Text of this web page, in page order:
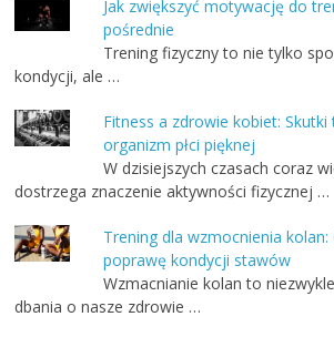
Jak zwiększyć motywację do
pośrednie
Trening fizyczny to nie tylko
kondycji, ale …
Fitness a zdrowie kobiet: Skutki
organizm płci pięknej
W dzisiejszych czasach coraz
dostrzega znaczenie aktywności fizycznej …
Trening dla wzmocnienia kolan:
poprawę kondycji stawów
Wzmacnianie kolan to
dbania o nasze zdrowie …